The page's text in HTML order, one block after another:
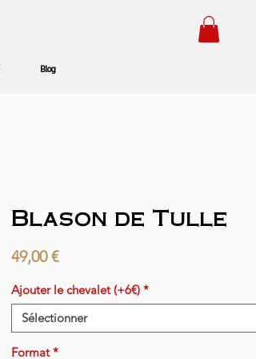
Blog
Blason de Tulle
49,00 €Prix
Ajouter le chevalet (+6€) *
Sélectionner
Format *